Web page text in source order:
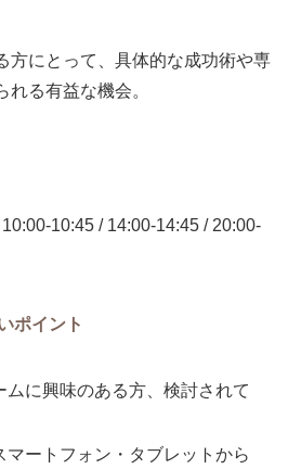
方にとって、具体的な成功術や専
れる有益な機会。
10:45 / 14:00-14:45 / 20:00-
ポイント
ムに興味のある方、検討されて
マートフォン・タブレットから